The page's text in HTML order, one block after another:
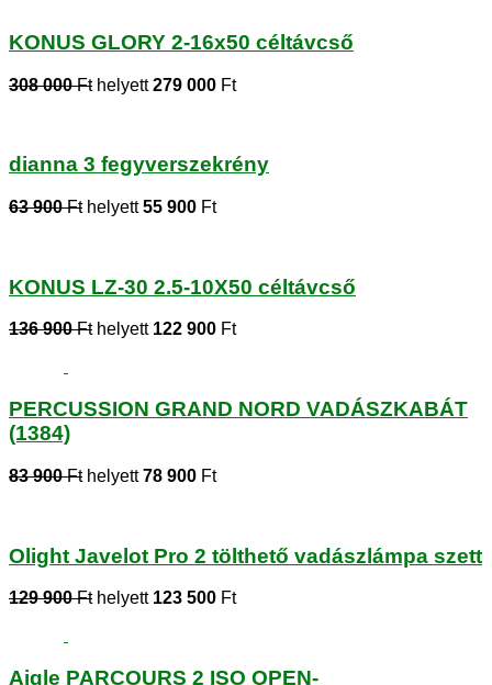
KONUS GLORY 2-16x50 céltávcső
308 000 Fthelyett279 000 Ft
dianna 3 fegyverszekrény
63 900 Fthelyett55 900 Ft
KONUS LZ-30 2.5-10X50 céltávcső
136 900 Fthelyett 122 900 Ft
PERCUSSION GRAND NORD VADÁSZKABÁT
(1384)
83 900 Fthelyett78 900 Ft
Olight Javelot Pro 2 tölthető vadászlámpa szett
129 900 Fthelyett 123 500 Ft
Aigle PARCOURS 2 ISO OPEN-